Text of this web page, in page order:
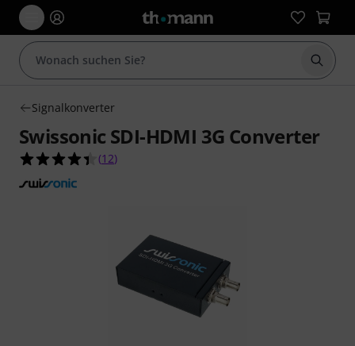
Suche
Signalkonverter
Swissonic SDI-HDMI 3G Converter
4.4 von 5 Sternen aus 12 Kundenbewertungen
(12)